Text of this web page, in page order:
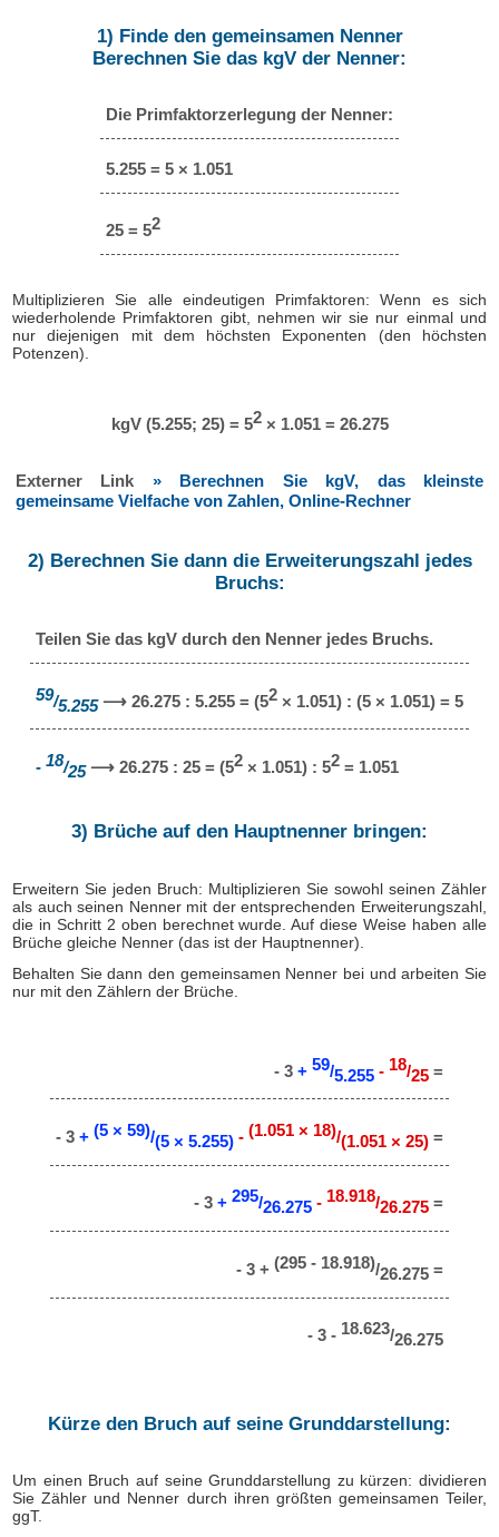
1) Finde den gemeinsamen Nenner
Berechnen Sie das kgV der Nenner:
Die Primfaktorzerlegung der Nenner:
5.255 = 5 × 1.051
25 = 52
Multiplizieren Sie alle eindeutigen Primfaktoren: Wenn es sich
wiederholende Primfaktoren gibt, nehmen wir sie nur einmal und
nur diejenigen mit dem höchsten Exponenten (den höchsten
Potenzen).
kgV (5.255; 25) = 52× 1.051 = 26.275
Externer Link » Berechnen Sie kgV, das kleinste
gemeinsame Vielfache von Zahlen, Online-Rechner
2) Berechnen Sie dann die Erweiterungszahl jedes
Bruchs:
Teilen Sie das kgV durch den Nenner jedes Bruchs.
59/5.255 ⟶ 26.275 : 5.255 = (52 × 1.051) : (5 × 1.051) = 5
- 18/25 ⟶ 26.275 : 25 = (52 × 1.051) : 52 = 1.051
3) Brüche auf den Hauptnenner bringen:
Erweitern Sie jeden Bruch: Multiplizieren Sie sowohl seinen Zähler
als auch seinen Nenner mit der entsprechenden Erweiterungszahl,
die in Schritt 2 oben berechnet wurde. Auf diese Weise haben alle
Brüche gleiche Nenner (das ist der Hauptnenner).
Behalten Sie dann den gemeinsamen Nenner bei und arbeiten Sie
nur mit den Zählern der Brüche.
- 3 + 59/5.255 - 18/25 =
- 3 + (5 × 59)/(5 × 5.255) - (1.051 × 18)/(1.051 × 25) =
- 3 + 295/26.275 - 18.918/26.275 =
- 3 + (295 - 18.918)/26.275 =
- 3 - 18.623/26.275
Kürze den Bruch auf seine Grunddarstellung:
Um einen Bruch auf seine Grunddarstellung zu kürzen: dividieren
Sie Zähler und Nenner durch ihren größten gemeinsamen Teiler,
ggT.